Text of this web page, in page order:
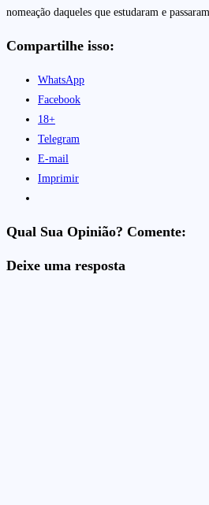
nomeação daqueles que estudaram e
Compartilhe isso:
WhatsApp
Facebook
18+
Telegram
E-mail
Imprimir
Qual Sua Opinião? Comente:
Deixe uma resposta